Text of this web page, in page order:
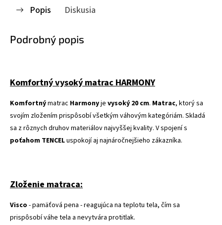
Popis Diskusia
Podrobný popis
Komfortný vysoký matrac HARMONY
Komfortnýmatrac Harmonyje vysoký 20 cm. Matrac, ktorý sa
svojím zložením prispôsobí všetkým váhovým kategóriám. Skladá
sa z rôznych druhov materiálov najvyššej kvality. V spojení s
poťahom TENCELuspokojí aj najnáročnejšieho zákazníka.
Zloženie matraca:
Visco - pamäťová pena - reagujúca na teplotu tela, čím sa
prispôsobí váhe tela a nevytvára protitlak.